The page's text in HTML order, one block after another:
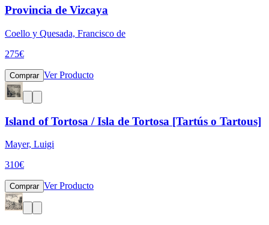
Provincia de Vizcaya
Coello y Quesada, Francisco de
275€
Comprar Ver Producto
Island of Tortosa / Isla de Tortosa [Tartús o Tartous]
Mayer, Luigi
310€
Comprar Ver Producto